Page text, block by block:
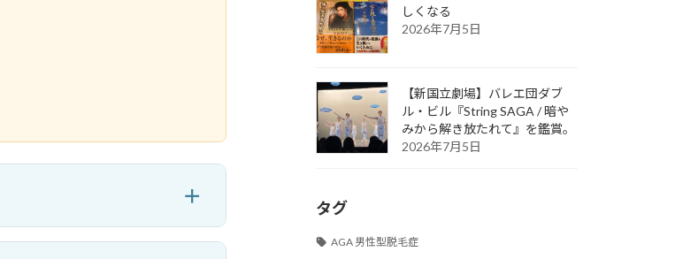
しくなる
2026年7月5日
【新国立劇場】バレエ団ダブ
ル・ビル『String SAGA / 暗や
みから解き放たれて』を鑑賞。
2026年7月5日
タグ
AGA 男性型脱毛症